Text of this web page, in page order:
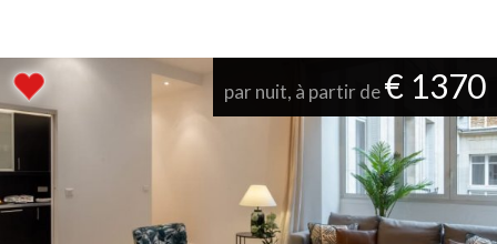
par nuit, à partir de€ 1370